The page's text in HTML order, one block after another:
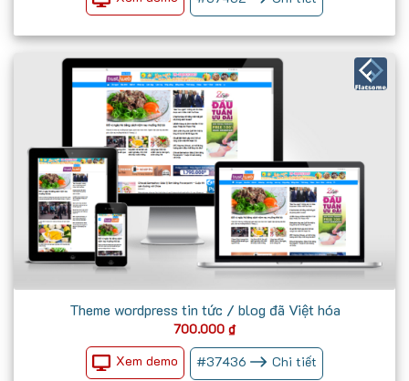
Theme wordpress tin tức / blog đã Việt hóa
700.000 ₫
Xem demo #37436 Chi tiết